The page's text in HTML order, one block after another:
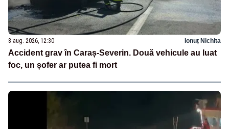
8 aug. 2026, 12:30 Ionuț Nichita
Accident grav în Caraș-Severin. Două vehicule au luat
foc, un șofer ar putea fi mort